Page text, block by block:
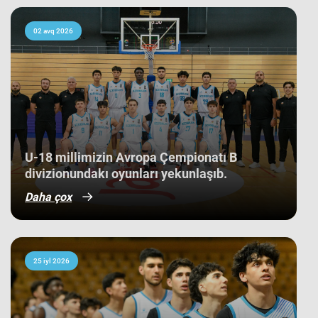
kollektivdən biri olan millimiz,
çempionatı 11-ci pillədə başa vurub.
Bu nəticə Azərbaycan basketbol
tarixində bir ilk kimi də statistikaya
düşüb. İlk baxışda yarışın tam
mərkəzində qərarlaşmaq adi bir
nəticə kimi görünsə də,
komandamızın yer aldığı qrupun
ağırlığı və rəqiblərin səviyyəsi bu
nəticənin adi bir nəticə olmadığını
göstərir. Bunu qrup mərhələsində
qarşılaşdığımız komandaların
çempionatın sonundakı yekun
mövqeləri də aydın sübut edir. Belə ki,
qrupdakı ən güclü rəqibimiz olan
İsveç millisi çempionatın bürünc
5-cisi olub. Şimali Makedoniya
yığması isə ilk onluqda qərarlaşaraq
çempionatı 9-cu sırada bitirib.
Millimiz çempionat boyu göstərdiyi
əzmkar oyun sayəsində ümumi
sıralamada düz 10 ölkəni geridə
qoymağı bacarıb. Basketbolçularımız
02 avq 2026
U-18 millimizin Avropa Çempionatı B
divizionundakı oyunları yekunlaşıb.
Daha çox
25 iyl 2026